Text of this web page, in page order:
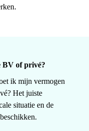
BV of privé?
ik mijn vermogen
Het juiste
situatie en de